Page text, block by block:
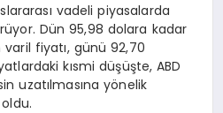
vadeli piyasalarda
Dün 95,98 dolara kadar
fiyatı, günü 92,70
kısmi düşüşte, ABD
uzatılmasına yönelik